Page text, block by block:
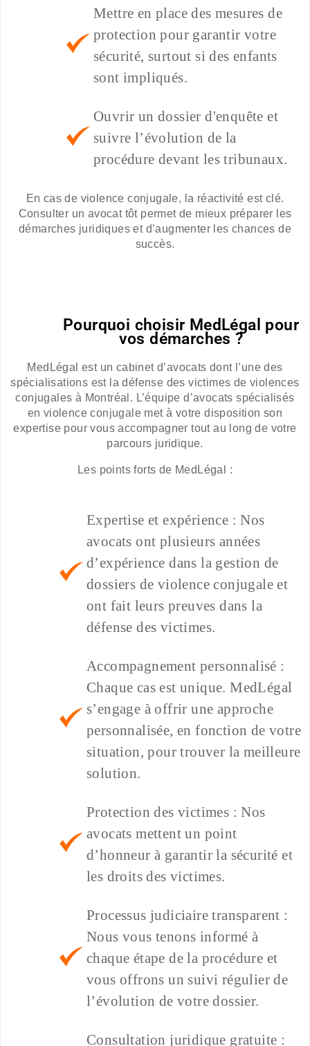
Mettre en place des mesures de
protection pour garantir votre
sécurité, surtout si des enfants
sont impliqués.
Ouvrir un dossier d'enquête et
suivre l’évolution de la
procédure devant les tribunaux.
En cas de violence conjugale, la réactivité est clé.
Consulter un avocat tôt permet de mieux préparer les
démarches juridiques et d’augmenter les chances de
succès.
Pourquoi choisir MedLégal pour
vos démarches ?
MedLégal est un cabinet d’avocats dont l’une des
spécialisations est la défense des victimes de violences
conjugales à Montréal. L’équipe d’avocats spécialisés
en violence conjugale met à votre disposition son
expertise pour vous accompagner tout au long de votre
parcours juridique.
Les points forts de MedLégal :
Expertise et expérience : Nos
avocats ont plusieurs années
d’expérience dans la gestion de
dossiers de violence conjugale et
ont fait leurs preuves dans la
défense des victimes.
Accompagnement personnalisé :
Chaque cas est unique. MedLégal
s’engage à offrir une approche
personnalisée, en fonction de votre
situation, pour trouver la meilleure
solution.
Protection des victimes : Nos
avocats mettent un point
d’honneur à garantir la sécurité et
les droits des victimes.
Processus judiciaire transparent :
Nous vous tenons informé à
chaque étape de la procédure et
vous offrons un suivi régulier de
l’évolution de votre dossier.
Consultation juridique gratuite :